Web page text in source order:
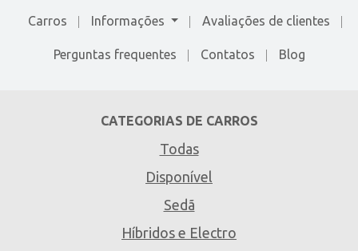
Carros Informações Avaliações de сlientes
Perguntas frequentes Contatos Blog
CATEGORIAS DE CARROS
Todas
Disponível
Sedã
Híbridos e Electro